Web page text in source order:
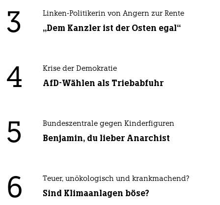
3 Linken-Politikerin von Angern zur Rente
„Dem Kanzler ist der Osten egal“
4 Krise der Demokratie
AfD-Wählen als Triebabfuhr
5 Bundeszentrale gegen Kinderfiguren
Benjamin, du lieber Anarchist
6 Teuer, unökologisch und krankmachend?
Sind Klimaanlagen böse?